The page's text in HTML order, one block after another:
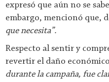
expresó que aún no se
embargo, mencionó que,
que necesita”.
Respecto al sentir y
revertir el daño
durante la campaña, fue